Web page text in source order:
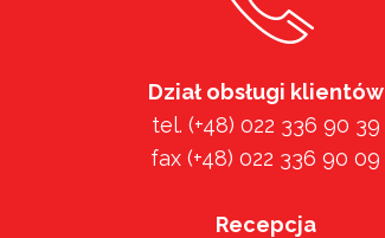
Dział obsługi klientów
tel. (+48) 022 336 90 39
fax (+48) 022 336 90 09
Recepcja